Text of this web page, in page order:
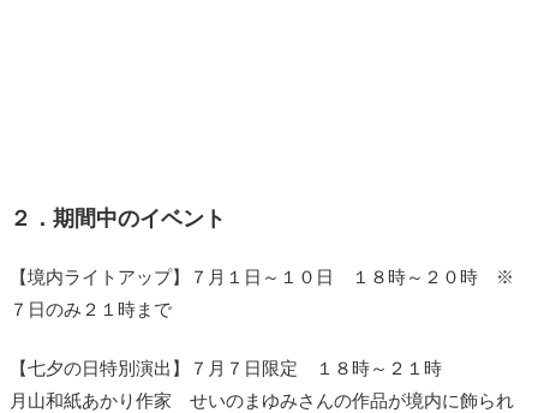
２．期間中のイベント
【境内ライトアップ】７月１日～１０日 １８時～２０時 ※
７日のみ２１時まで
【七夕の日特別演出】７月７日限定 １８時～２１時
月山和紙あかり作家 せいのまゆみさんの作品が境内に飾られ